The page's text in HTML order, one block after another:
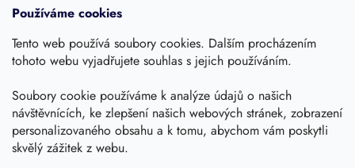
Používáme cookies
Tento web používá soubory cookies. Dalším procházením
tohoto webu vyjadřujete souhlas s jejich používáním.
Soubory cookie používáme k analýze údajů o našich
návštěvnících, ke zlepšení našich webových stránek, zobrazení
personalizovaného obsahu a k tomu, abychom vám poskytli
skvělý zážitek z webu.
Kontakty
Sledujte nás